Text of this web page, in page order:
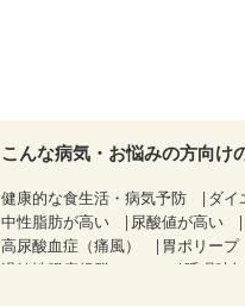
こんな病気・お悩みの方向け
健康的な食生活・病気予防 ダイ
中性脂肪が高い
尿酸値が高い
高尿酸血症（痛風）
胃ポリープ
過敏性腸症候群（IBS）
睡眠時